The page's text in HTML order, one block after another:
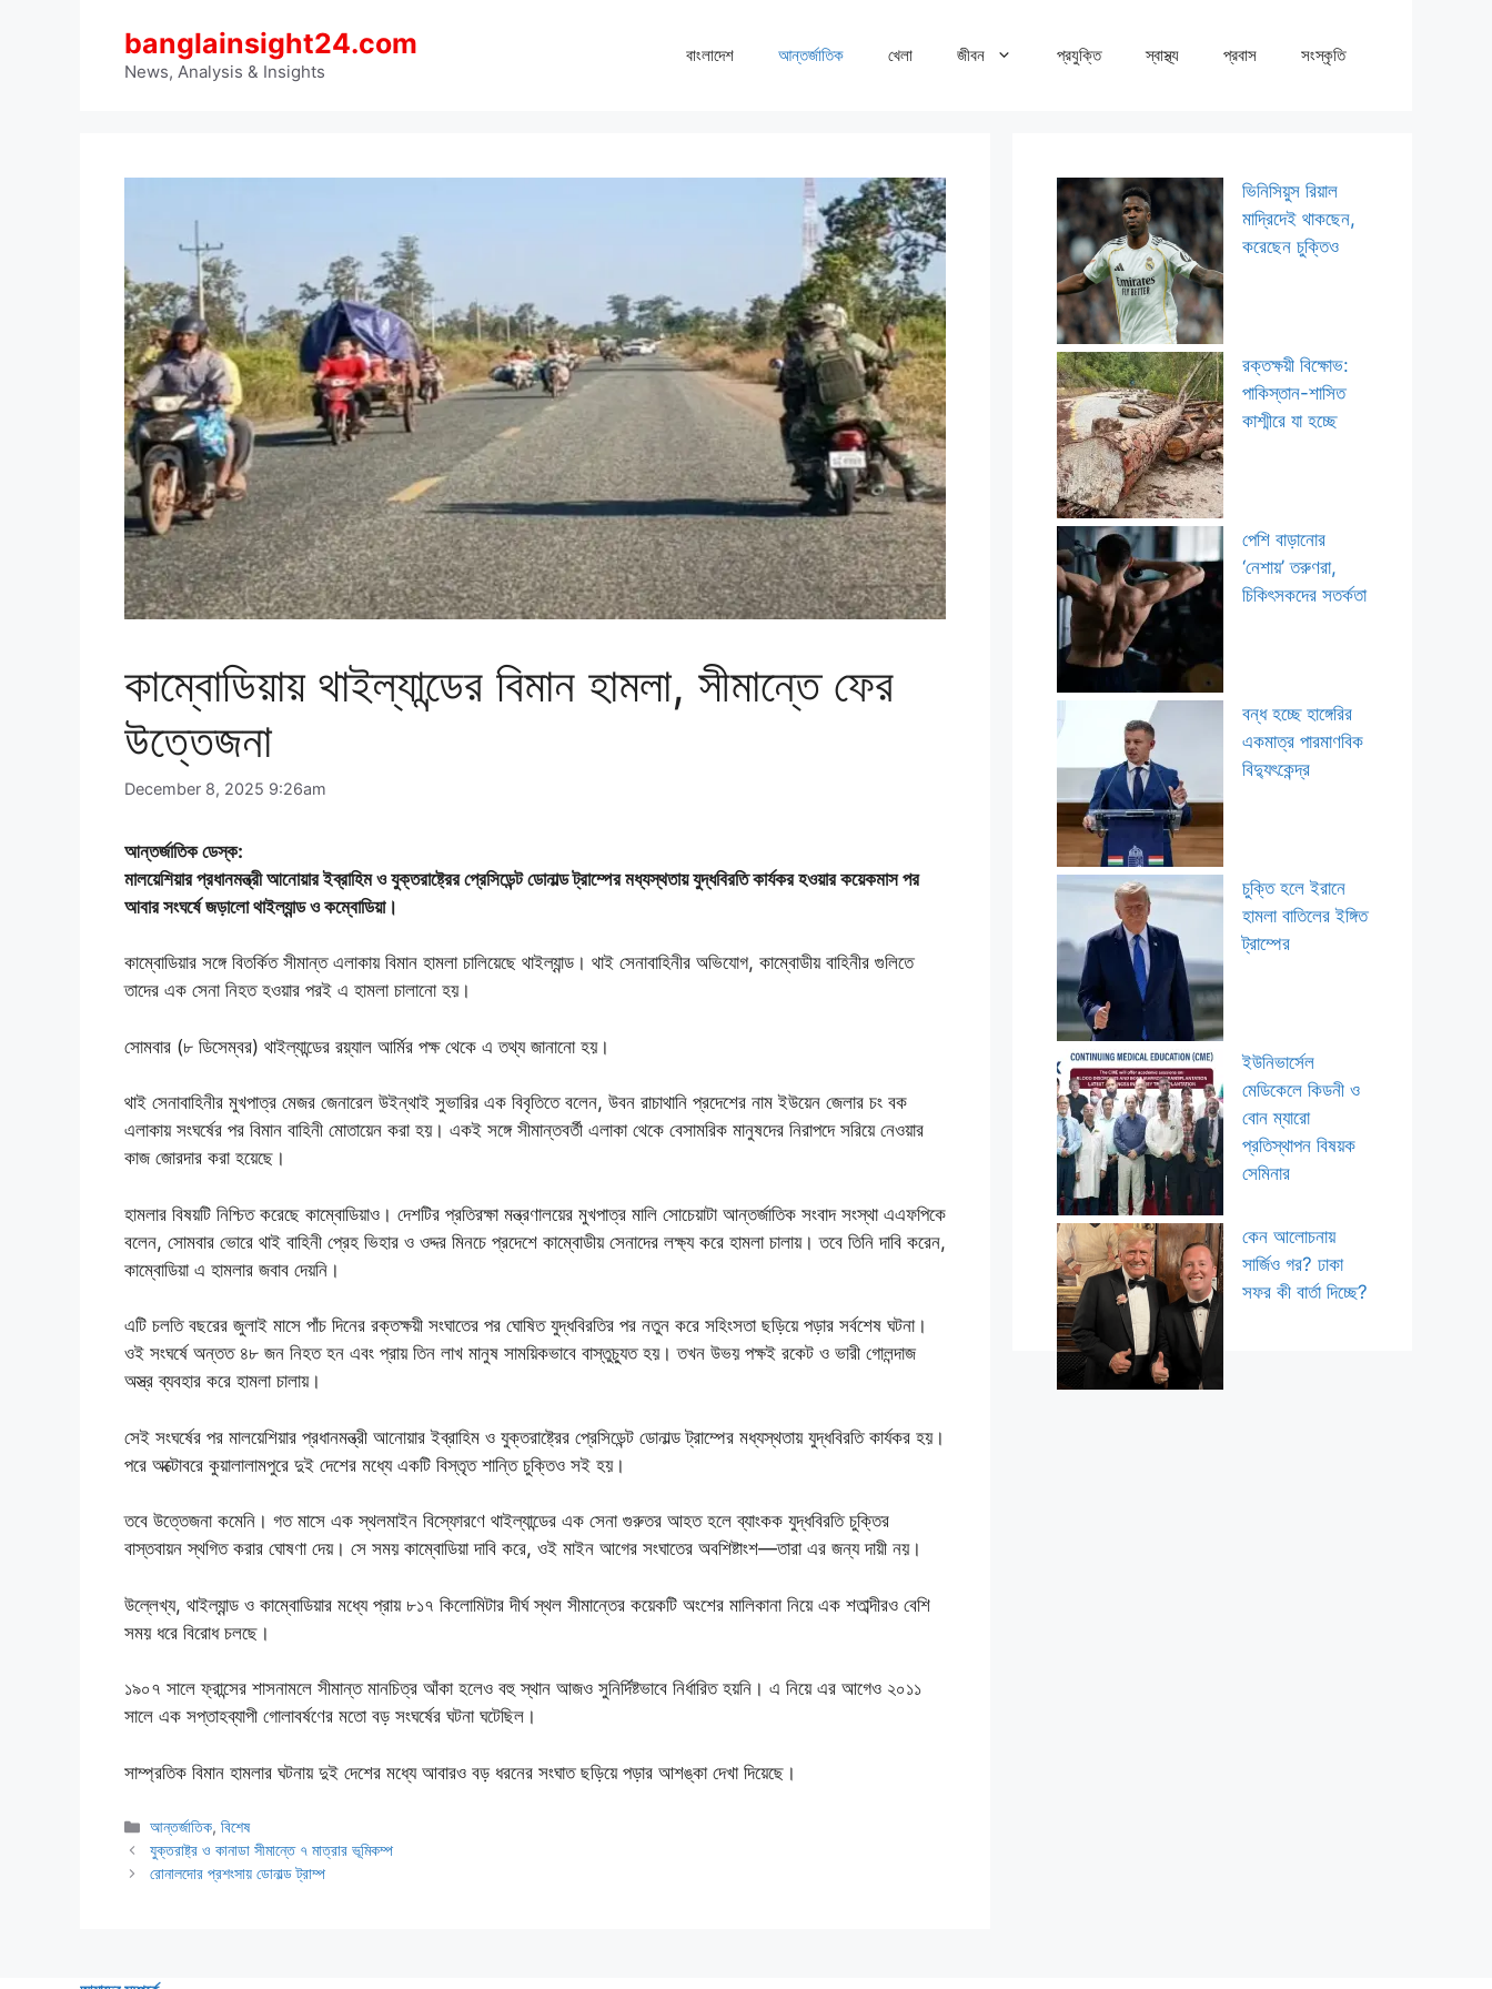
banglainsight24.com
News, Analysis & Insights
বাংলাদেশ আন্তর্জাতিক খেলা জীবন প্রযুক্তি স্বাস্থ্য প্রবাস সংস্কৃতি
কাম্বোডিয়ায় থাইল্যান্ডের বিমান হামলা, সীমান্তে ফের
উত্তেজনা
December 8, 2025 9:26am
আন্তর্জাতিক ডেস্ক:
মালয়েশিয়ার প্রধানমন্ত্রী আনোয়ার ইব্রাহিম ও যুক্তরাষ্ট্রের প্রেসিডেন্ট ডোনাল্ড ট্রাম্পের মধ্যস্থতায় যুদ্ধবিরতি কার্যকর হওয়ার কয়েকমাস পর
আবার সংঘর্ষে জড়ালো থাইল্যান্ড ও কম্বোডিয়া।
কাম্বোডিয়ার সঙ্গে বিতর্কিত সীমান্ত এলাকায় বিমান হামলা চালিয়েছে থাইল্যান্ড। থাই সেনাবাহিনীর অভিযোগ, কাম্বোডীয় বাহিনীর গুলিতে
তাদের এক সেনা নিহত হওয়ার পরই এ হামলা চালানো হয়।
সোমবার (৮ ডিসেম্বর) থাইল্যান্ডের রয়্যাল আর্মির পক্ষ থেকে এ তথ্য জানানো হয়।
থাই সেনাবাহিনীর মুখপাত্র মেজর জেনারেল উইন্থাই সুভারির এক বিবৃতিতে বলেন, উবন রাচাথানি প্রদেশের নাম ইউয়েন জেলার চং বক
এলাকায় সংঘর্ষের পর বিমান বাহিনী মোতায়েন করা হয়। একই সঙ্গে সীমান্তবর্তী এলাকা থেকে বেসামরিক মানুষদের নিরাপদে সরিয়ে নেওয়ার
কাজ জোরদার করা হয়েছে।
হামলার বিষয়টি নিশ্চিত করেছে কাম্বোডিয়াও। দেশটির প্রতিরক্ষা মন্ত্রণালয়ের মুখপাত্র মালি সোচেয়াটা আন্তর্জাতিক সংবাদ সংস্থা এএফপিকে
বলেন, সোমবার ভোরে থাই বাহিনী প্রেহ ভিহার ও ওদ্দর মিনচে প্রদেশে কাম্বোডীয় সেনাদের লক্ষ্য করে হামলা চালায়। তবে তিনি দাবি করেন,
কাম্বোডিয়া এ হামলার জবাব দেয়নি।
এটি চলতি বছরের জুলাই মাসে পাঁচ দিনের রক্তক্ষয়ী সংঘাতের পর ঘোষিত যুদ্ধবিরতির পর নতুন করে সহিংসতা ছড়িয়ে পড়ার সর্বশেষ ঘটনা।
ওই সংঘর্ষে অন্তত ৪৮ জন নিহত হন এবং প্রায় তিন লাখ মানুষ সাময়িকভাবে বাস্তুচ্যুত হয়। তখন উভয় পক্ষই রকেট ও ভারী গোলন্দাজ
অস্ত্র ব্যবহার করে হামলা চালায়।
সেই সংঘর্ষের পর মালয়েশিয়ার প্রধানমন্ত্রী আনোয়ার ইব্রাহিম ও যুক্তরাষ্ট্রের প্রেসিডেন্ট ডোনাল্ড ট্রাম্পের মধ্যস্থতায় যুদ্ধবিরতি কার্যকর হয়।
পরে অক্টোবরে কুয়ালালামপুরে দুই দেশের মধ্যে একটি বিস্তৃত শান্তি চুক্তিও সই হয়।
তবে উত্তেজনা কমেনি। গত মাসে এক স্থলমাইন বিস্ফোরণে থাইল্যান্ডের এক সেনা গুরুতর আহত হলে ব্যাংকক যুদ্ধবিরতি চুক্তির
বাস্তবায়ন স্থগিত করার ঘোষণা দেয়। সে সময় কাম্বোডিয়া দাবি করে, ওই মাইন আগের সংঘাতের অবশিষ্টাংশ—তারা এর জন্য দায়ী নয়।
উল্লেখ্য, থাইল্যান্ড ও কাম্বোডিয়ার মধ্যে প্রায় ৮১৭ কিলোমিটার দীর্ঘ স্থল সীমান্তের কয়েকটি অংশের মালিকানা নিয়ে এক শতাব্দীরও বেশি
সময় ধরে বিরোধ চলছে।
১৯০৭ সালে ফ্রান্সের শাসনামলে সীমান্ত মানচিত্র আঁকা হলেও বহু স্থান আজও সুনির্দিষ্টভাবে নির্ধারিত হয়নি। এ নিয়ে এর আগেও ২০১১
সালে এক সপ্তাহব্যাপী গোলাবর্ষণের মতো বড় সংঘর্ষের ঘটনা ঘটেছিল।
সাম্প্রতিক বিমান হামলার ঘটনায় দুই দেশের মধ্যে আবারও বড় ধরনের সংঘাত ছড়িয়ে পড়ার আশঙ্কা দেখা দিয়েছে।
Categories
আন্তর্জাতিক,বিশেষ
যুক্তরাষ্ট্র ও কানাডা সীমান্তে ৭ মাত্রার ভূমিকম্প
রোনালদোর প্রশংসায় ডোনাল্ড ট্রাম্প
ভিনিসিয়ুস রিয়াল
মাদ্রিদেই থাকছেন,
করেছেন চুক্তিও
রক্তক্ষয়ী বিক্ষোভ:
পাকিস্তান-শাসিত
কাশ্মীরে যা হচ্ছে
পেশি বাড়ানোর
‘নেশায়’ তরুণরা,
চিকিৎসকদের সতর্কতা
বন্ধ হচ্ছে হাঙ্গেরির
একমাত্র পারমাণবিক
বিদ্যুৎকেন্দ্র
চুক্তি হলে ইরানে
হামলা বাতিলের ইঙ্গিত
ট্রাম্পের
ইউনিভার্সেল
মেডিকেলে কিডনী ও
বোন ম্যারো
প্রতিস্থাপন বিষয়ক
সেমিনার
কেন আলোচনায়
সার্জিও গর? ঢাকা
সফর কী বার্তা দিচ্ছে?